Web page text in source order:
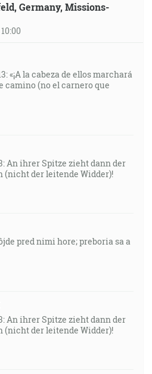
Germany, Missions-
«¡A la cabeza de ellos marchará
camino (no el carnero que
An ihrer Spitze zieht dann der
(nicht der leitende Widder)!
pred nimi hore; preboria sa a
An ihrer Spitze zieht dann der
(nicht der leitende Widder)!